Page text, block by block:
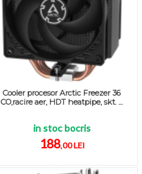
Cooler procesor Arctic Freezer 36
CO,racire aer, HDT heatpipe, skt. ...
in stoc bocris
188,00 LEI